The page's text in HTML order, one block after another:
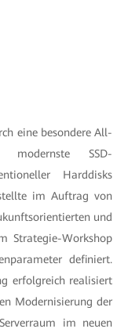
eine besondere All-
modernste SSD-
Harddisks
im Auftrag von
und
Strategie-Workshop
definiert.
erfolgreich realisiert
Modernisierung der
im neuen